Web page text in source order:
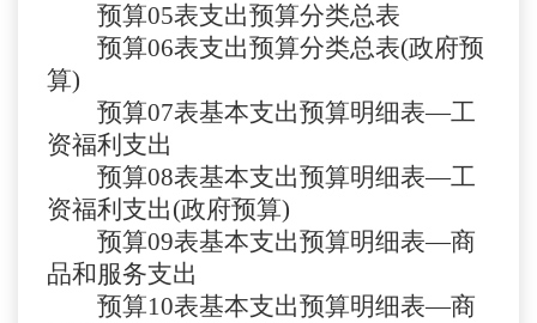
预算05表支出预算分类总表
预算06表支出预算分类总表(政府预
算)
预算07表基本支出预算明细表—工
资福利支出
预算08表基本支出预算明细表—工
资福利支出(政府预算)
预算09表基本支出预算明细表—商
品和服务支出
预算10表基本支出预算明细表—商